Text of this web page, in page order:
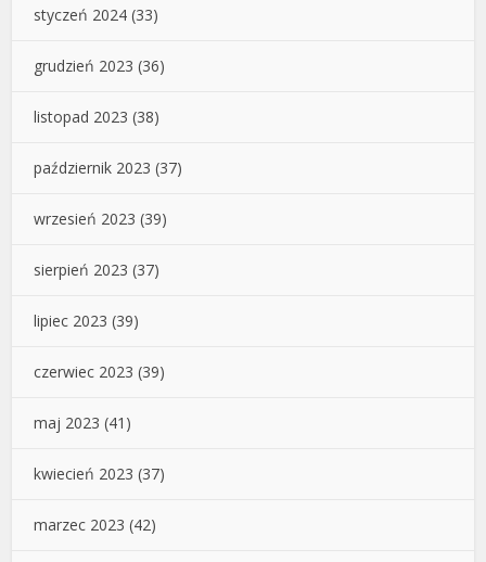
styczeń 2024 (33)
grudzień 2023 (36)
listopad 2023 (38)
październik 2023 (37)
wrzesień 2023 (39)
sierpień 2023 (37)
lipiec 2023 (39)
czerwiec 2023 (39)
maj 2023 (41)
kwiecień 2023 (37)
marzec 2023 (42)